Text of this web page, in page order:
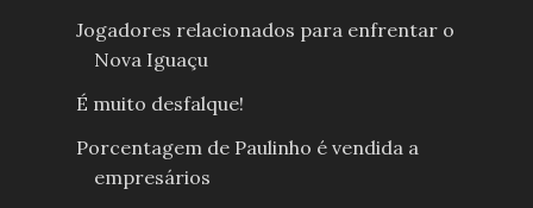
Jogadores relacionados para enfrentar o
Nova Iguaçu
É muito desfalque!
Porcentagem de Paulinho é vendida a
empresários